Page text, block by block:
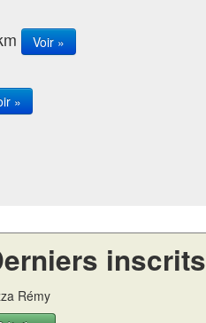
Voir »
»
inscrits
Rémy